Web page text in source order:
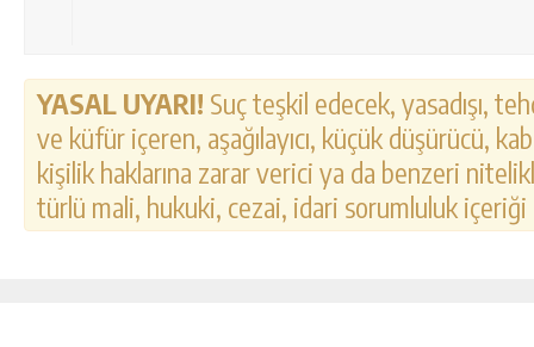
YASAL UYARI! Suç teşkil edecek, yasadışı,
ve küfür içeren, aşağılayıcı, küçük düşürücü,
kişilik haklarına zarar verici ya da benzeri
türlü mali, hukuki, cezai, idari sorumluluk